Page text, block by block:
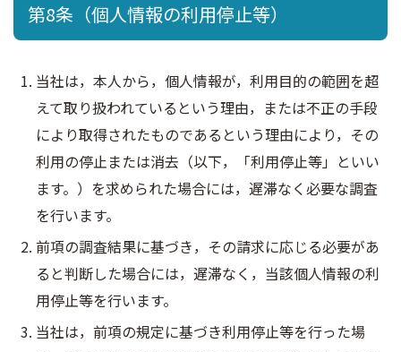
第8条（個人情報の利用停止等）
当社は，本人から，個人情報が，利用目的の範囲を超
えて取り扱われているという理由，または不正の手段
により取得されたものであるという理由により，その
利用の停止または消去（以下，「利用停止等」といい
ます。）を求められた場合には，遅滞なく必要な調査
を行います。
前項の調査結果に基づき，その請求に応じる必要があ
ると判断した場合には，遅滞なく，当該個人情報の利
用停止等を行います。
当社は，前項の規定に基づき利用停止等を行った場